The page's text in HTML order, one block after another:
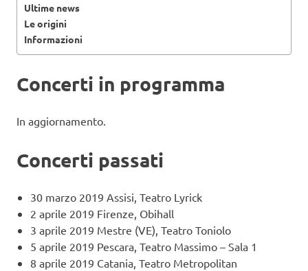
Ultime news
Le origini
Informazioni
Concerti in programma
In aggiornamento.
Concerti passati
30 marzo 2019 Assisi, Teatro Lyrick
2 aprile 2019 Firenze, Obihall
3 aprile 2019 Mestre (VE), Teatro Toniolo
5 aprile 2019 Pescara, Teatro Massimo – Sala 1
8 aprile 2019 Catania, Teatro Metropolitan